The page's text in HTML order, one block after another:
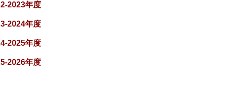
2023年度
2024年度
2025年度
2026年度